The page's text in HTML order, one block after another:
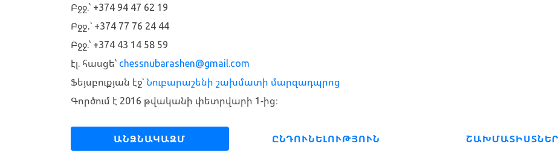
Բջջ.՝ +374 94 47 62 19
Բջջ․՝ +374 77 76 24 44
Բջջ.՝ +374 43 14 58 59
էլ. հասցե՝ chessnubarashen@gmail.com
Ֆեյսբուքյան էջ՝Նուբարաշենի շախմատի մարզադպրոց
Գործում է 2016 թվականի փետրվարի 1-ից։
ԱՆՁՆԱԿԱԶՄ ԸՆԴՈՒՆԵԼՈՒԹՅՈՒՆ ՇԱԽՄԱՏԻՍՏՆԵՐ